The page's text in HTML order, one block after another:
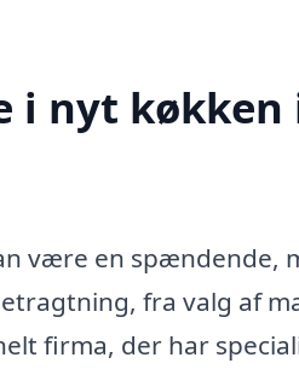
i nyt køkken
være en spændende,
fra valg af
firma, der har